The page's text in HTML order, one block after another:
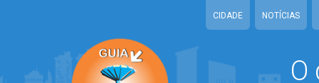
CIDADE NOTÍCIAS
O